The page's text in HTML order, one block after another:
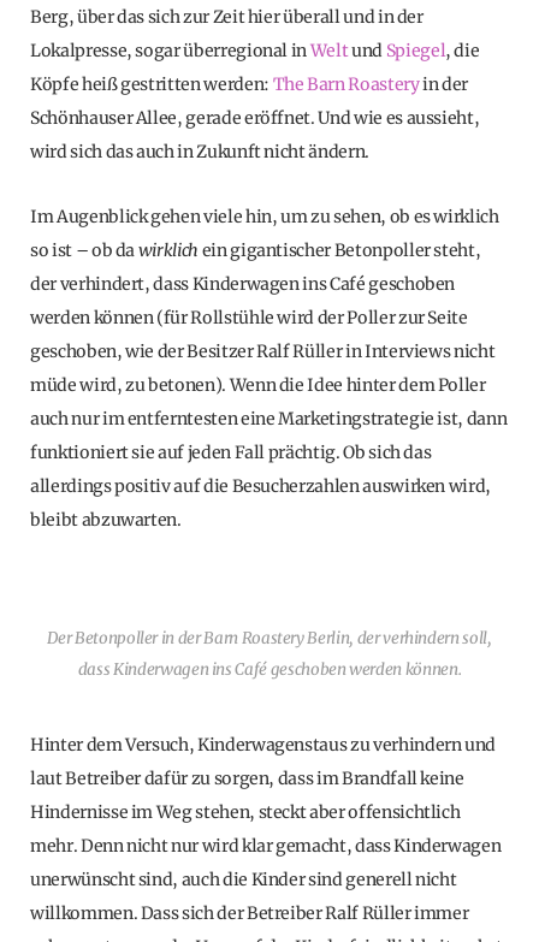
Berg, über das sich zur Zeit hier überall und in der
Lokalpresse, sogar überregional inWeltund Spiegel, die
Köpfe heiß gestritten werden: The Barn Roasteryin der
Schönhauser Allee, gerade eröffnet. Und wie es aussieht,
wird sich das auch in Zukunft nicht ändern.
Im Augenblick gehen viele hin, um zu sehen, ob es wirklich
so ist – ob dawirklich ein gigantischer Betonpoller steht,
der verhindert, dass Kinderwagen ins Café geschoben
werden können (für Rollstühle wird der Poller zur Seite
geschoben, wie der Besitzer Ralf Rüller in Interviews nicht
müde wird, zu betonen). Wenn die Idee hinter dem Poller
auch nur im entferntesten eine Marketingstrategie ist, dann
funktioniert sie auf jeden Fall prächtig. Ob sich das
allerdings positiv auf die Besucherzahlen auswirken wird,
bleibt abzuwarten.
Der Betonpoller in der Barn Roastery Berlin, der verhindern soll,
dass Kinderwagen ins Café geschoben werden können.
Hinter dem Versuch, Kinderwagenstaus zu verhindern und
laut Betreiber dafür zu sorgen, dass im Brandfall keine
Hindernisse im Weg stehen, steckt aber offensichtlich
mehr. Denn nicht nur wird klar gemacht, dass Kinderwagen
unerwünscht sind, auch die Kinder sind generell nicht
willkommen. Dass sich der Betreiber Ralf Rüller immer